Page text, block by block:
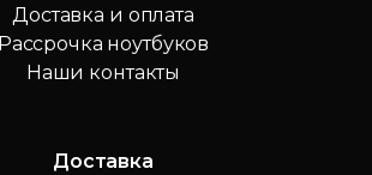
Доставка и оплата
Рассрочка ноутбуков
Наши контакты
Доставка